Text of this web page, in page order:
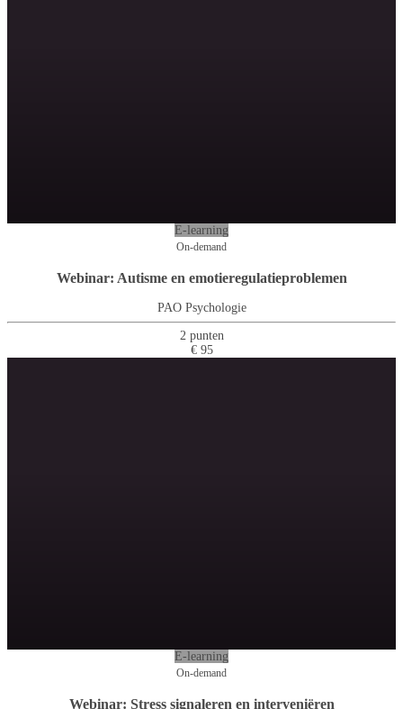
E-learning
On-demand
Webinar: Autisme en emotieregulatieproblemen
PAO Psychologie
2 punten
€ 95
E-learning
On-demand
Webinar: Stress signaleren en interveniëren